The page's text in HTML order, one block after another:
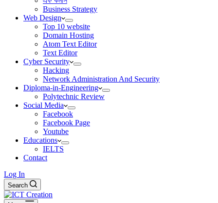
Business Strategy
Web Design
Top 10 website
Domain Hosting
Atom Text Editor
Text Editor
Cyber Security
Hacking
Network Administration And Security
Diploma-in-Engineering
Polytechnic Review
Social Media
Facebook
Facebook Page
Youtube
Educations
IELTS
Contact
Log In
Search